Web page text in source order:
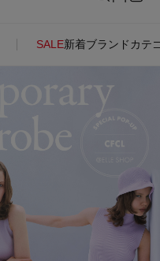
SALE新着ブランド カテ
録